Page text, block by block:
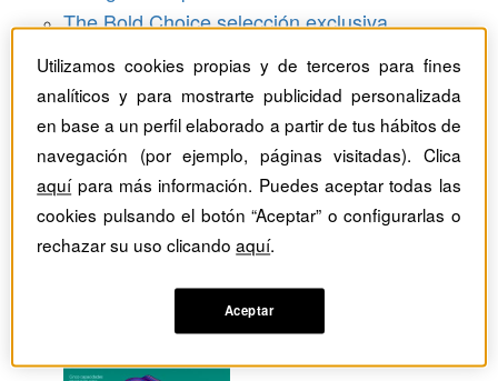
The Bold Choice selección exclusiva
Top Employers selección exclusiva
Hemeroteca
Monográficos
Dossieres
Revistas del mes
Utilizamos cookies propias y de terceros para fines
analíticos y para mostrarte publicidad personalizada
en base a un perfil elaborado a partir de tus hábitos de
navegación (por ejemplo, páginas visitadas). Clica
aquípara más información. Puedes aceptar todas las
cookies pulsando el botón “Aceptar” o configurarlas o
rechazar su uso clicandoaquí.
Aceptar